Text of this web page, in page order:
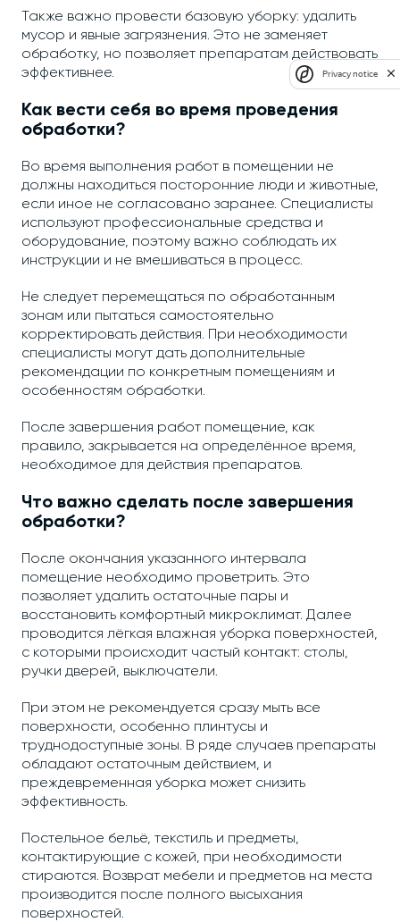
Также важно провести базовую уборку: удалить
мусор и явные загрязнения. Это не заменяет
обработку, но позволяет препаратам действовать
эффективнее.
Как вести себя во время проведения
обработки?
Во время выполнения работ в помещении не
должны находиться посторонние люди и животные,
если иное не согласовано заранее. Специалисты
используют профессиональные средства и
оборудование, поэтому важно соблюдать их
инструкции и не вмешиваться в процесс.
Не следует перемещаться по обработанным
зонам или пытаться самостоятельно
корректировать действия. При необходимости
специалисты могут дать дополнительные
рекомендации по конкретным помещениям и
особенностям обработки.
После завершения работ помещение, как
правило, закрывается на определённое время,
необходимое для действия препаратов.
Что важно сделать после завершения
обработки?
После окончания указанного интервала
помещение необходимо проветрить. Это
позволяет удалить остаточные пары и
восстановить комфортный микроклимат. Далее
проводится лёгкая влажная уборка поверхностей,
с которыми происходит частый контакт: столы,
ручки дверей, выключатели.
При этом не рекомендуется сразу мыть все
поверхности, особенно плинтусы и
труднодоступные зоны. В ряде случаев препараты
обладают остаточным действием, и
преждевременная уборка может снизить
эффективность.
Постельное бельё, текстиль и предметы,
контактирующие с кожей, при необходимости
стираются. Возврат мебели и предметов на места
производится после полного высыхания
поверхностей.
Privacy notice